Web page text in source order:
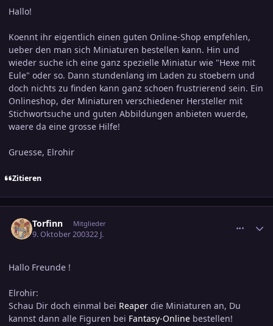
Hallo!
Koennt ihr eigentlich einen guten Online-Shop empfehlen,
ueber den man sich Miniaturen bestellen kann. Hin und
wieder suche ich eine ganz spezielle Miniatur wie "Hexe mit
Eule" oder so. Dann stundenlang im Laden zu stoebern und
doch nichts zu finden kann ganz schoen frustrierend sein. Ein
Onlineshop, der Miniaturen verschiedener Hersteller mit
Stichwortsuche und guten Abbildungen anbieten wuerde,
waere da eine grosse Hilfe!
Gruesse, Elrohir
Zitieren
Torfinn Mitglieder
9. Oktober 200322 J.
Hallo Freunde !
Elrohir:
Schau Dir doch einmal bei Reaper die Miniaturen an, Du
kannst dann alle Figuren bei Fantasy-Online bestellen!